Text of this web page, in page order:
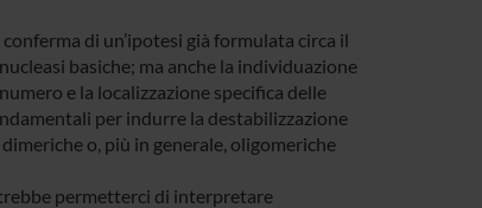
di un’ipotesi già formulata circa il
basiche; ma anche la individuazione
e la localizzazione specifica delle
per indurre la destabilizzazione
o, più in generale, oligomeriche
permetterci di interpretare